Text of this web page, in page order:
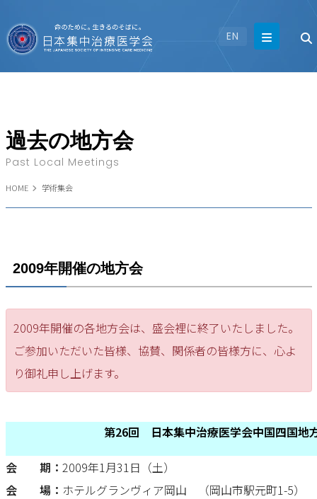
EN
HOME 学術集会
過去の地方会
Past Local Meetings
2009年開催の地方会
2009年開催の各地方会は、盛会裡に終了いたしました。
ご参加いただいた皆様、協賛、関係者の皆様方に、心よ
り御礼申し上げます。
第26回 日本集中治療医学会中国四国地
会 期： 2009年1月31日（土）
会 場： ホテルグランヴィア岡山 （岡山市駅元町1-5）